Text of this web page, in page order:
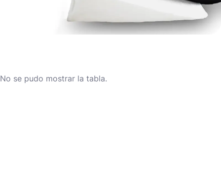
No se pudo mostrar la tabla.